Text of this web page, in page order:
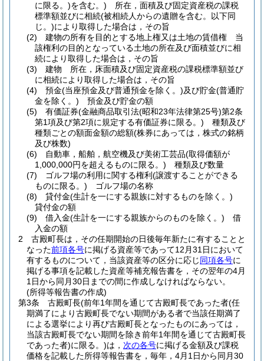
に限る。)を含む。) 所在，面積及び固定資産税の課税
標準額並びに相続(被相続人からの遺贈を含む。以下同
じ。)により取得した場合は，その旨
(2)
建物の所有を目的とする地上権又は土地の賃借権 当
該権利の目的となっている土地の所在及び面積並びに相
続により取得した場合は，その旨
(3)
建物 所在，床面積及び固定資産税の課税標準額並び
に相続により取得した場合は，その旨
(4)
預金(当座預金及び普通預金を除く。)及び貯金(普通貯
金を除く。) 預金及び貯金の額
(5)
有価証券(金融商品取引法(昭和23年法律第25号)第2条
第1項及び第2項に規定する有価証券に限る。) 種類及び
種類ごとの額面金額の総額(株券にあっては，株式の銘柄
及び株数)
(6)
自動車，船舶，航空機及び美術工芸品(取得価額が
1,000,000円を超えるものに限る。) 種類及び数量
(7)
ゴルフ場の利用に関する権利 (譲渡することができる
ものに限る。) ゴルフ場の名称
(8)
貸付金(生計を一にする親族に対するものを除く。)
貸付金の額
(9)
借入金(生計を一にする親族からのものを除く。) 借
入金の額
2
古殿町長は，その任期開始の日後毎年新たに有することと
なった前項各号に掲げる資産等であって12月31日において
有するものについて，当該資産等の区分に応じ同項各号に
掲げる事項を記載した資産等補充報告書を，その翌年の4月
1日から同月30日までの間に作成しなければならない。
(所得等報告書の作成)
第3条
古殿町長(前年1年間を通じて古殿町長であった者(任
期満了により古殿町長でない期間がある者で当該任期満了
による選挙により再び古殿町長となったものにあっては，
当該古殿町長でない期間を除き前年1年間を通じて古殿町長
であった者)に限る。)は， 次の各号に掲げる金額及び課税
価格を記載した所得等報告書を，毎年，4月1日から同月30